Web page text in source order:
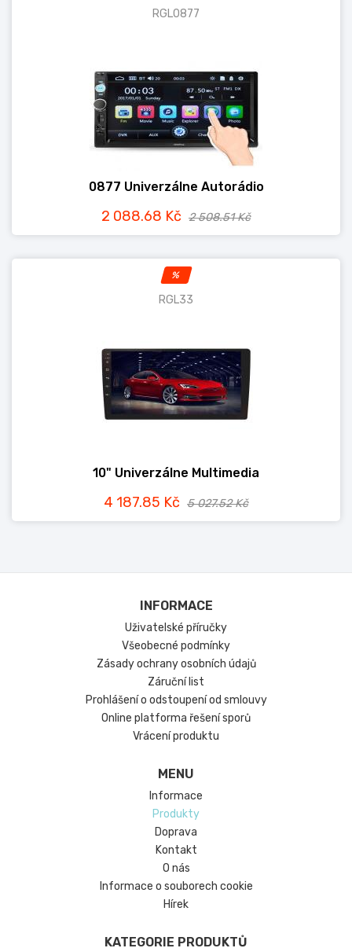
RGL0877
0877 Univerzálne Autorádio
2 088.68 Kč 2 508.51 Kč
%
RGL33
10" Univerzálne Multimedia
4 187.85 Kč 5 027.52 Kč
INFORMACE
Uživatelské příručky
Všeobecné podmínky
Zásady ochrany osobních údajů
Záruční list
Prohlášení o odstoupení od smlouvy
Online platforma řešení sporů
Vrácení produktu
MENU
Informace
Produkty
Doprava
Kontakt
O nás
Informace o souborech cookie
Hírek
KATEGORIE PRODUKTŮ